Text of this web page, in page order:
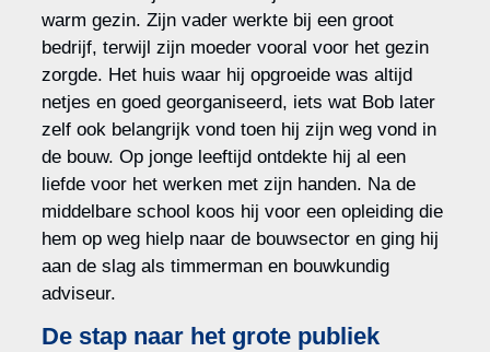
warm gezin. Zijn vader werkte bij een groot
bedrijf, terwijl zijn moeder vooral voor het gezin
zorgde. Het huis waar hij opgroeide was altijd
netjes en goed georganiseerd, iets wat Bob later
zelf ook belangrijk vond toen hij zijn weg vond in
de bouw. Op jonge leeftijd ontdekte hij al een
liefde voor het werken met zijn handen. Na de
middelbare school koos hij voor een opleiding die
hem op weg hielp naar de bouwsector en ging hij
aan de slag als timmerman en bouwkundig
adviseur.
De stap naar het grote publiek